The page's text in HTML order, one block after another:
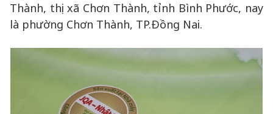
Thành, thị xã Chơn Thành, tỉnh Bình Phước, nay
là phường Chơn Thành, TP.Đồng Nai.